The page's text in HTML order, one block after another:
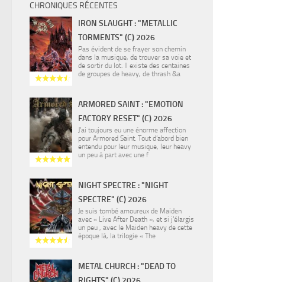
CHRONIQUES RÉCENTES
IRON SLAUGHT : "METALLIC
TORMENTS" (C) 2026
Pas évident de se frayer son chemin
dans la musique, de trouver sa voie et
de sortir du lot. Il existe des centaines
de groupes de heavy, de thrash &a
ARMORED SAINT : "EMOTION
FACTORY RESET" (C) 2026
J’ai toujours eu une énorme affection
pour Armored Saint. Tout d’abord bien
entendu pour leur musique, leur heavy
un peu à part avec une f
NIGHT SPECTRE : "NIGHT
SPECTRE" (C) 2026
Je suis tombé amoureux de Maiden
avec « Live After Death », et si j’élargis
un peu , avec le Maiden heavy de cette
époque là, la trilogie « The
METAL CHURCH : "DEAD TO